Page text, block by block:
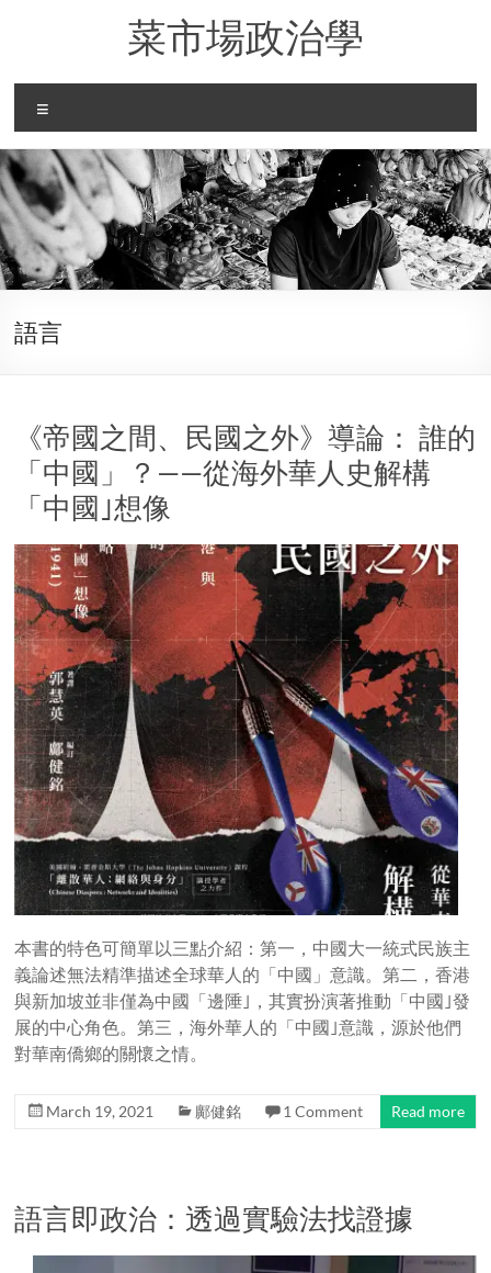
菜市場政治學
語言
《帝國之間、民國之外》導論： 誰的
「中國」？——從海外華人史解構
「中國｣想像
本書的特色可簡單以三點介紹：第一，中國大一統式民族主
義論述無法精準描述全球華人的「中國」意識。第二，香港
與新加坡並非僅為中國「邊陲｣，其實扮演著推動「中國｣發
展的中心角色。第三，海外華人的「中國｣意識，源於他們
對華南僑鄉的關懷之情。
March 19, 2021 鄺健銘 1 Comment Read more
語言即政治：透過實驗法找證據